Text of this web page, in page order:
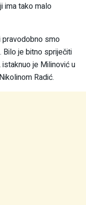
ima tako malo
pravodobno smo
je bitno spriječiti
istaknuo je Milinović u
Radić.